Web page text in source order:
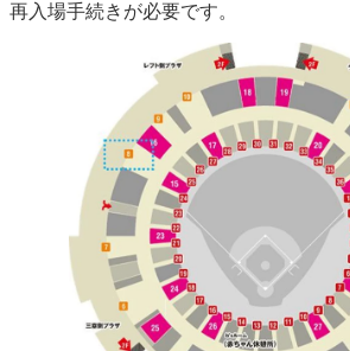
再入場手続きが必要です。